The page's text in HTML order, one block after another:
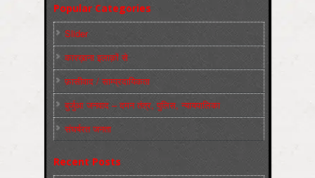
Popular Categories
Slider
कारख़ाना इलाक़ों से
फ़ासीवाद / साम्‍प्रदायिकता
बुर्जुआ जनवाद – दमन तंत्र, पुलिस, न्‍यायपालिका
संघर्षरत जनता
Recent Posts